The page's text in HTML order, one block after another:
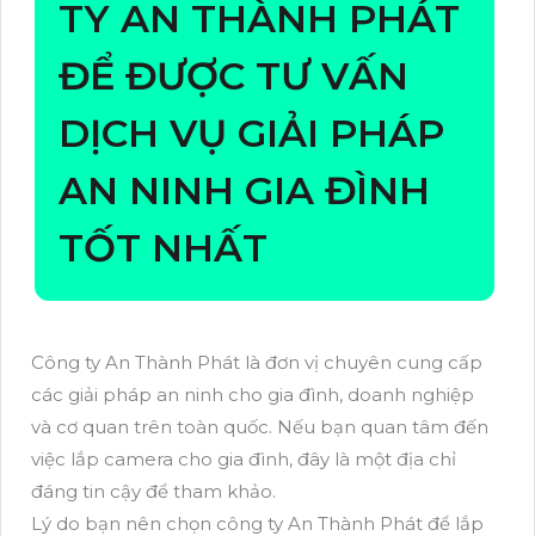
TY AN THÀNH PHÁT
ĐỂ ĐƯỢC TƯ VẤN
DỊCH VỤ GIẢI PHÁP
AN NINH GIA ĐÌNH
TỐT NHẤT
Công ty An Thành Phát là đơn vị chuyên cung cấp
các giải pháp an ninh cho gia đình, doanh nghiệp
và cơ quan trên toàn quốc. Nếu bạn quan tâm đến
việc lắp camera cho gia đình, đây là một địa chỉ
đáng tin cậy để tham khảo.
Lý do bạn nên chọn công ty An Thành Phát để lắp